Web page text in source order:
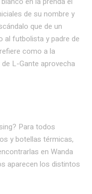
de su nombre y
que de un
al futbolista y padre de
como a la
L-Gante aprovecha
Para todos
y botellas térmicas,
en Wanda
aparecen los distintos